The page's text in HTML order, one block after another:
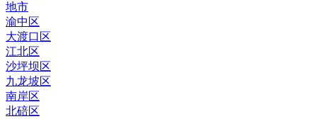
地市
渝中区
大渡口区
江北区
沙坪坝区
九龙坡区
南岸区
北碚区